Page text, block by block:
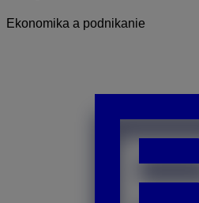
Ekonomika a podnikanie